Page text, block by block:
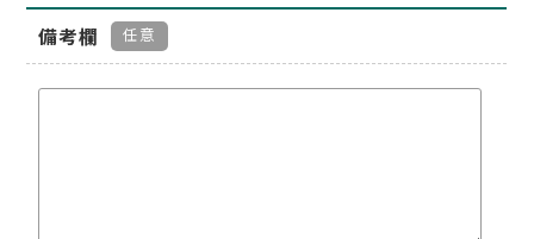
備考欄 任意